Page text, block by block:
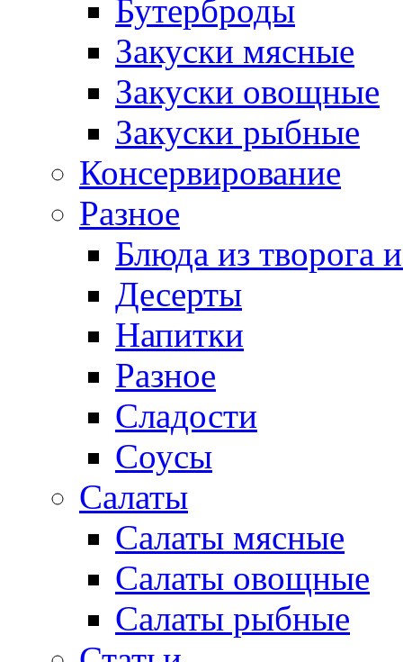
Бутерброды
Закуски мясные
Закуски овощные
Закуски рыбные
Консервирование
Разное
Блюда из творога
Десерты
Напитки
Разное
Сладости
Соусы
Салаты
Салаты мясные
Салаты овощные
Салаты рыбные